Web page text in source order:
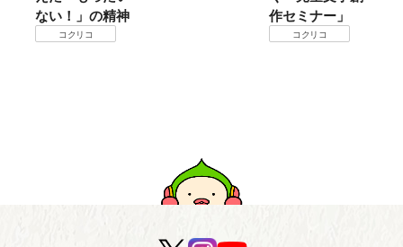
ない！」の精神
コクリコ
作セミナー」
コクリコ